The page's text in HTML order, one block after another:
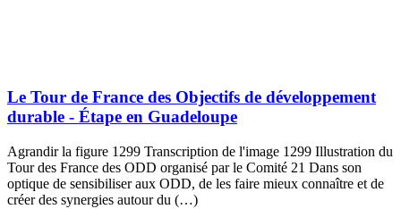
Le Tour de France des Objectifs de développement
durable - Étape en Guadeloupe
Agrandir la figure 1299 Transcription de l'image 1299 Illustration du
Tour des France des ODD organisé par le Comité 21 Dans son
optique de sensibiliser aux ODD, de les faire mieux connaître et de
créer des synergies autour du (…)